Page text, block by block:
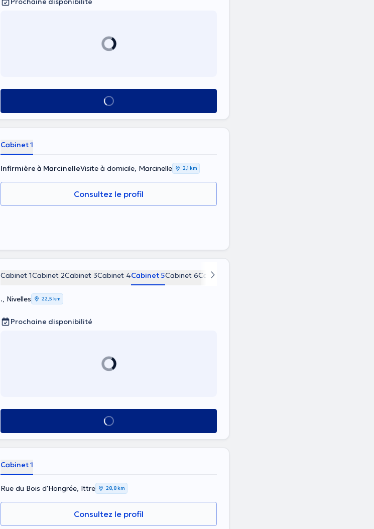
Voir tout
Cabinet 1
Infirmière à MarcinelleVisite à domicile, Marcinelle 2,1 km
Consultez le profil
Cabinet 1Cabinet 2Cabinet 3Cabinet 4Cabinet 5Cabinet 6Cabinet 7
., Nivelles 22,5 km
Prochaine disponibilité
Voir tout
Cabinet 1
Rue du Bois d'Hongrée, Ittre 28,8 km
Consultez le profil